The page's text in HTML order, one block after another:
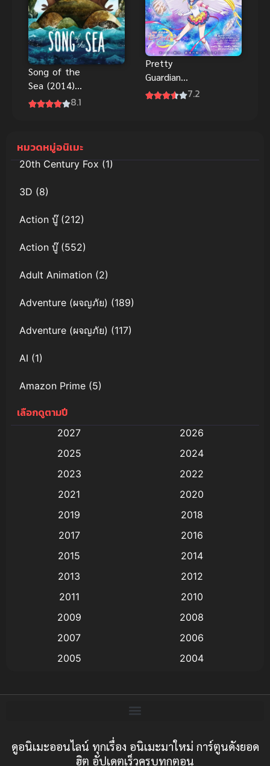
Song of the
Sea (2014)
เสียงเพลงแห่ง
ออนไลน์
8.1
Pretty
Guardian
Sailor Moon7.2
หมวดหมู่อนิเมะ
20th Century Fox(1)
3D (8)
Action บู๊(212)
Action บู๊(552)
Adult Animation (2)
Adventure (ผจญภัย) (189)
Adventure (ผจญภัย) (117)
AI (1)
Amazon Prime (5)
Anal (ประตูหลัง)
Animation การ์ตูน
Animation อนิเมะ
Animation แอนิเมชัน
(9)
Big tits (นมใหญ่)
Bitch (ผู้หญิงร่าน)
Bondage (ทาส)(1)
เลือกดูตามปี
2027
2026
2025
2024
2023
2022
2021
2020
2019
2018
2017
2016
2015
2014
2013
2012
2011
2010
2009
2008
2007
2006
2005
2004
2001
2000
1997
1996
1993
1992
ดูอนิเมะออนไลน์ ทุกเรื่อง อนิเมะมาใหม่ การ์ตูนดังยอด
ฮิต อัปเดตเร็วครบทุกตอน